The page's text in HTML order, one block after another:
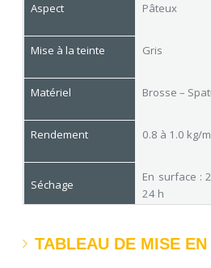
Aspect Pâteux
Mise à la teinte Gris
Matériel Brosse –
Rendement 0.8 à 1.0 kg/
Séchage
En surface :
24 h
Conditionnement 5 kg
TABLEAU DE MISE EN